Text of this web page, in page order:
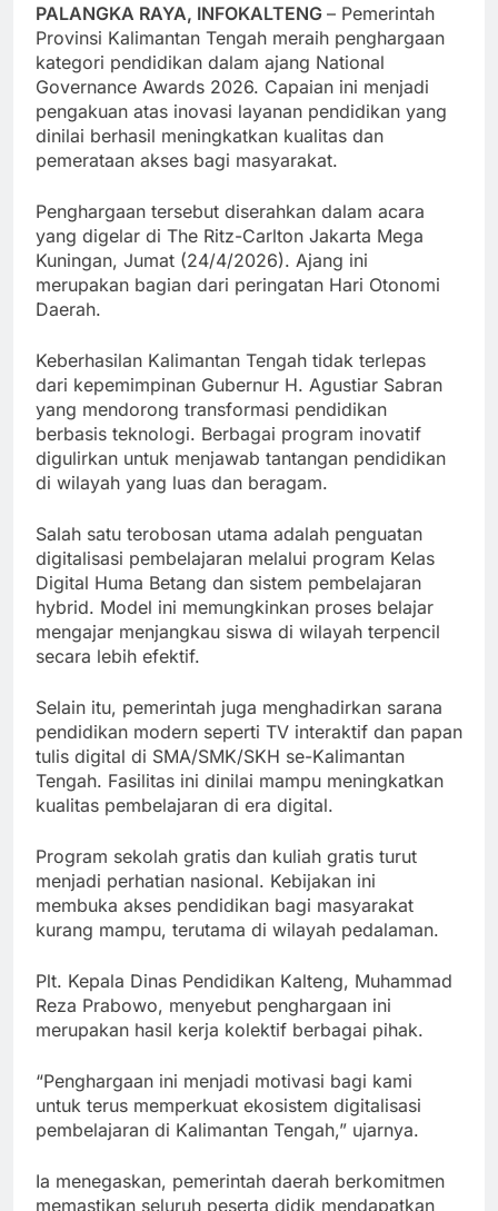
PALANGKA RAYA, INFOKALTENG – Pemerintah
Provinsi Kalimantan Tengah meraih penghargaan
kategori pendidikan dalam ajang National
Governance Awards 2026. Capaian ini menjadi
pengakuan atas inovasi layanan pendidikan yang
dinilai berhasil meningkatkan kualitas dan
pemerataan akses bagi masyarakat.
Penghargaan tersebut diserahkan dalam acara
yang digelar di The Ritz-Carlton Jakarta Mega
Kuningan, Jumat (24/4/2026). Ajang ini
merupakan bagian dari peringatan Hari Otonomi
Daerah.
Keberhasilan Kalimantan Tengah tidak terlepas
dari kepemimpinan Gubernur H. Agustiar Sabran
yang mendorong transformasi pendidikan
berbasis teknologi. Berbagai program inovatif
digulirkan untuk menjawab tantangan pendidikan
di wilayah yang luas dan beragam.
Salah satu terobosan utama adalah penguatan
digitalisasi pembelajaran melalui program Kelas
Digital Huma Betang dan sistem pembelajaran
hybrid. Model ini memungkinkan proses belajar
mengajar menjangkau siswa di wilayah terpencil
secara lebih efektif.
Selain itu, pemerintah juga menghadirkan sarana
pendidikan modern seperti TV interaktif dan papan
tulis digital di SMA/SMK/SKH se-Kalimantan
Tengah. Fasilitas ini dinilai mampu meningkatkan
kualitas pembelajaran di era digital.
Program sekolah gratis dan kuliah gratis turut
menjadi perhatian nasional. Kebijakan ini
membuka akses pendidikan bagi masyarakat
kurang mampu, terutama di wilayah pedalaman.
Plt. Kepala Dinas Pendidikan Kalteng, Muhammad
Reza Prabowo, menyebut penghargaan ini
merupakan hasil kerja kolektif berbagai pihak.
“Penghargaan ini menjadi motivasi bagi kami
untuk terus memperkuat ekosistem digitalisasi
pembelajaran di Kalimantan Tengah,” ujarnya.
Ia menegaskan, pemerintah daerah berkomitmen
memastikan seluruh peserta didik mendapatkan